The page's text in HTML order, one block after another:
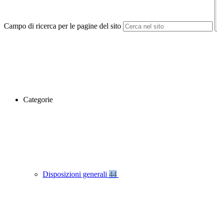
Campo di ricerca per le pagine del sito
Categorie
Disposizioni generali 44